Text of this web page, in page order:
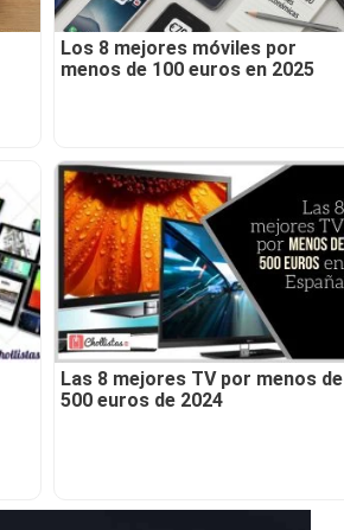
Los 8 mejores móviles por
menos de 100 euros en 2025
Las 8 mejores TV por menos de
500 euros de 2024